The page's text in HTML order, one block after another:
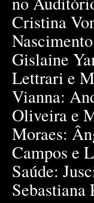
Cristina
Gislaine
Lettrari e
Vianna:
Oliveira e
Moraes:
Campos e
Saúde:
Sebastiana